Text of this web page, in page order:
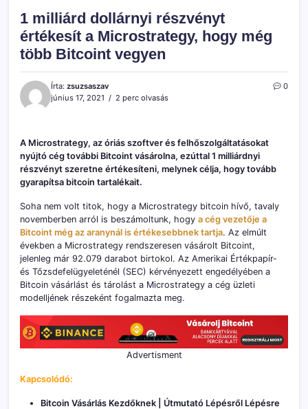
1 milliárd dollárnyi részvényt
értékesít a Microstrategy, hogy még
több Bitcoint vegyen
Írta: zsuzsaszav
június 17, 2021
2 perc olvasás
0
A Microstrategy, az óriás szoftver és felhőszolgáltatásokat
nyújtó cég további Bitcoint vásárolna, ezúttal 1 milliárdnyi
részvényt szeretne értékesíteni, melynek célja, hogy tovább
gyarapítsa bitcoin tartalékait.
Soha nem volt titok, hogy a Microstrategy bitcoin hívő, tavaly
novemberben arról is beszámoltunk, hogy a cég vezetője a
Bitcoint még az aranynál is értékesebbnek tartja. Az elmúlt
években a Microstrategy rendszeresen vásárolt Bitcoint,
jelenleg már 92.079 darabot birtokol. Az Amerikai Értékpapír-
és Tőzsdefelügyeleténél (SEC) kérvényezett engedélyében a
Bitcoin vásárlást és tárolást a Microstrategy a cég üzleti
modelljének részeként fogalmazta meg.
Advertisment
Kapcsolódó:
Bitcoin Vásárlás Kezdőknek | Útmutató Lépésről Lépésre